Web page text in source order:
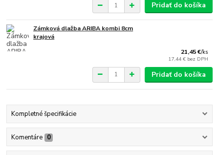
Pridať do košíka
Zámková dlažba ARIBA kombi 8cm
krajová
21,45 €/ks
17,44 € bez DPH
Pridať do košíka
Kompletné špecifikácie
Komentáre 0